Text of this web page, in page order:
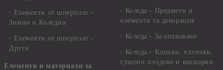
Елементи от шперплат -
Зимни и Коледни
Елементи от шперплат -
Други
Елементи и материали за
Коледа - Предмети и
елементи за декорация
Коледа - За опаковане
Коледа - Kлонки, елхички,
сушени плодове и шишарки